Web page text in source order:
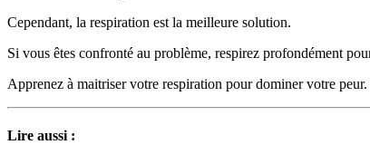
Cependant, la respiration est la meilleure solution.
Si vous êtes confronté au problème, respirez profondément
Apprenez à maitriser votre respiration pour dominer votre peur.
Lire aussi :